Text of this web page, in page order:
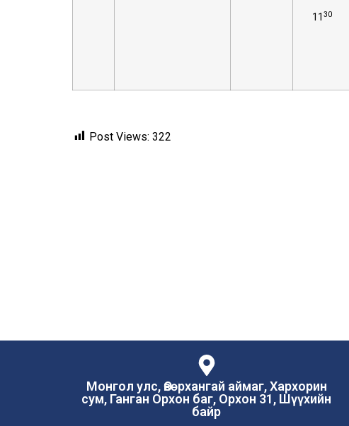
11 30
Post Views: 322
Монгол улс, Өвөрхангай аймаг, Хархорин
сум, Ганган Орхон баг, Орхон 31, Шүүхийн
байр